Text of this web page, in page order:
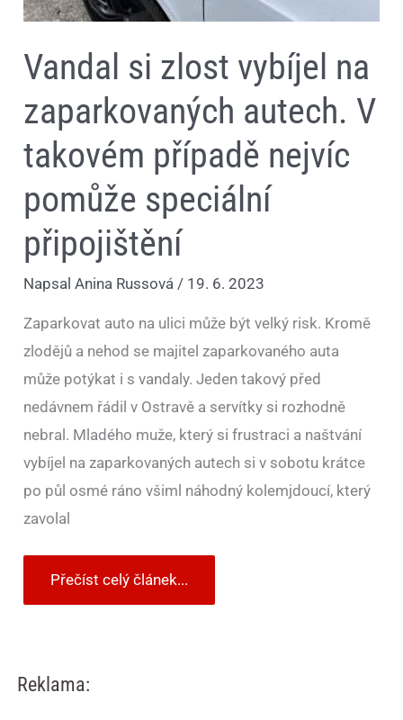
Vandal si zlost vybíjel na
zaparkovaných autech. V
takovém případě nejvíc
pomůže speciální
připojištění
NapsalAnina Russová / 19. 6. 2023
Zaparkovat auto na ulici může být velký risk. Kromě
zlodějů a nehod se majitel zaparkovaného auta
může potýkat i s vandaly. Jeden takový před
nedávnem řádil v Ostravě a servítky si rozhodně
nebral. Mladého muže, který si frustraci a naštvání
vybíjel na zaparkovaných autech si v sobotu krátce
po půl osmé ráno všiml náhodný kolemjdoucí, který
zavolal
Přečíst celý článek...
Reklama: